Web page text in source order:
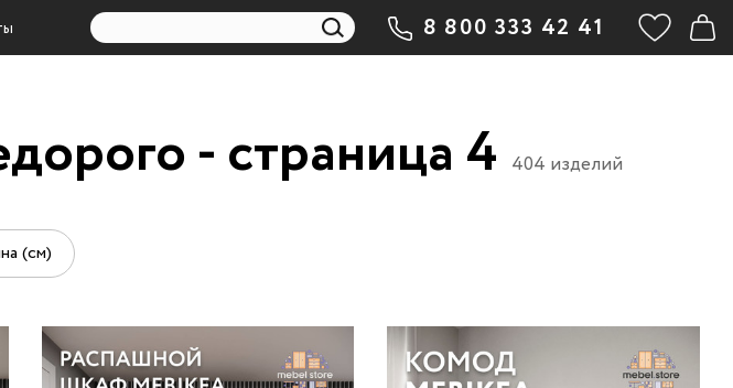
8 800 333 42 41
- страница 4 404 изделий
(см)